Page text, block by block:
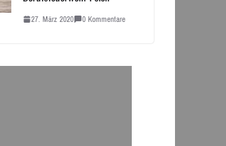
27. März 2020 0 Kommentare